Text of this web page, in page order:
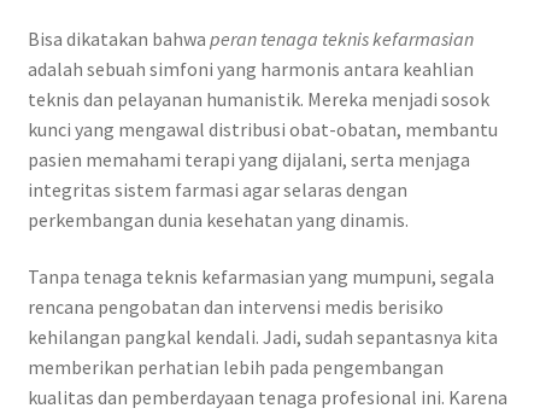
Bisa dikatakan bahwa peran tenaga teknis kefarmasian
adalah sebuah simfoni yang harmonis antara keahlian
teknis dan pelayanan humanistik. Mereka menjadi sosok
kunci yang mengawal distribusi obat-obatan, membantu
pasien memahami terapi yang dijalani, serta menjaga
integritas sistem farmasi agar selaras dengan
perkembangan dunia kesehatan yang dinamis.
Tanpa tenaga teknis kefarmasian yang mumpuni, segala
rencana pengobatan dan intervensi medis berisiko
kehilangan pangkal kendali. Jadi, sudah sepantasnya kita
memberikan perhatian lebih pada pengembangan
kualitas dan pemberdayaan tenaga profesional ini. Karena